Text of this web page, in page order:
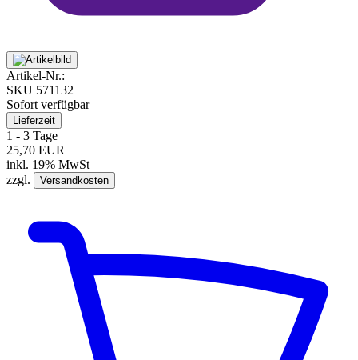
Artikel-Nr.:
SKU 571132
Sofort verfügbar
Lieferzeit
1 - 3 Tage
25,70 EUR
inkl. 19% MwSt
zzgl.
Versandkosten